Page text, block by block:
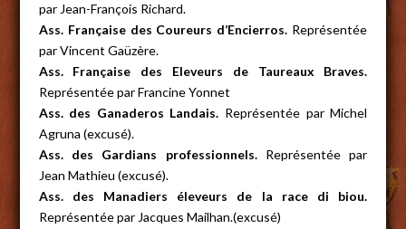
par Jean-François Richard.
Ass. Française des Coureurs d’Encierros. Représentée
par Vincent Gaüzère.
Ass. Française des Eleveurs de Taureaux Braves.
Représentée par Francine Yonnet
Ass. des Ganaderos Landais. Représentée par Michel
Agruna (excusé).
Ass. des Gardians professionnels.Représentée par
Jean Mathieu (excusé).
Ass. des Manadiers éleveurs de la race di biou.
Représentée par Jacques Mailhan.(excusé)